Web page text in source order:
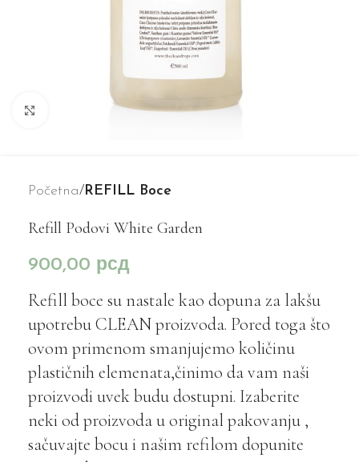
Kliknite za uvećanje
Početna REFILL Boce
Refill Podovi White Garden
900,00 рсд
Refill boce su nastale kao dopuna za lakšu
upotrebu CLEAN proizvoda. Pored toga što
ovom primenom smanjujemo količinu
plastičnih elemenata,činimo da vam naši
proizvodi uvek budu dostupni. Izaberite
neki od proizvoda u original pakovanju ,
sačuvajte bocu i našim refilom dopunite